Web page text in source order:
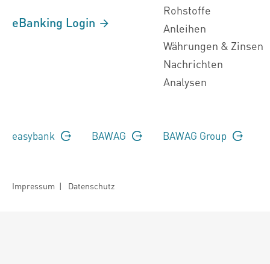
eBanking Login
Rohstoffe
Anleihen
Währungen & Zinsen
Nachrichten
Analysen
easybank BAWAG BAWAG Group
Impressum | Datenschutz